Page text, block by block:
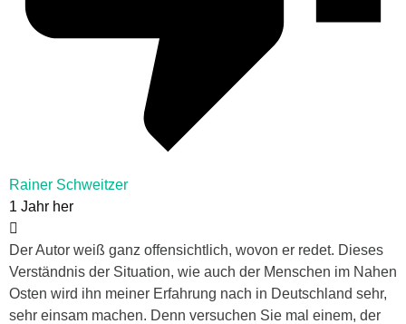
Rainer Schweitzer
1 Jahr her
Der Autor weiß ganz offensichtlich, wovon er redet. Dieses
Verständnis der Situation, wie auch der Menschen im Nahen
Osten wird ihn meiner Erfahrung nach in Deutschland sehr,
sehr einsam machen. Denn versuchen Sie mal einem, der